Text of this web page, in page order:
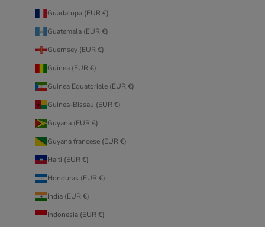
Guadalupa (EUR €)
Guatemala (EUR €)
Guernsey (EUR €)
Guinea (EUR €)
Guinea Equatoriale (EUR €)
Guinea-Bissau (EUR €)
Guyana (EUR €)
Guyana francese (EUR €)
Haiti (EUR €)
Honduras (EUR €)
India (EUR €)
Indonesia (EUR €)